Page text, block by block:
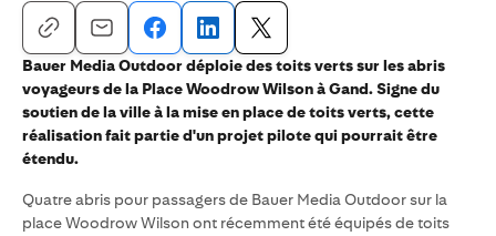
Bauer Media Outdoor déploie des toits verts sur les abris
voyageurs de la Place Woodrow Wilson à Gand. Signe du
soutien de la ville à la mise en place de toits verts, cette
réalisation fait partie d'un projet pilote qui pourrait être
étendu.
Quatre abris pour passagers de Bauer Media Outdoor sur la
place Woodrow Wilson ont récemment été équipés de toits